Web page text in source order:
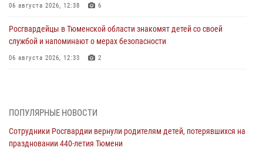
06 августа 2026, 12:38 6
Росгвардейцы в Тюменской области знакомят детей со своей
службой и напоминают о мерах безопасности
06 августа 2026, 12:33 2
06 августа 2026, 04:41 3
Росгвардейцы в Тюменской области почтили память генерала
армии Ивана Кирилловича Яковлева
ПОПУЛЯРНЫЕ НОВОСТИ
Сотрудники Росгвардии вернули родителям детей, потерявшихся на
праздновании 440-летия Тюмени